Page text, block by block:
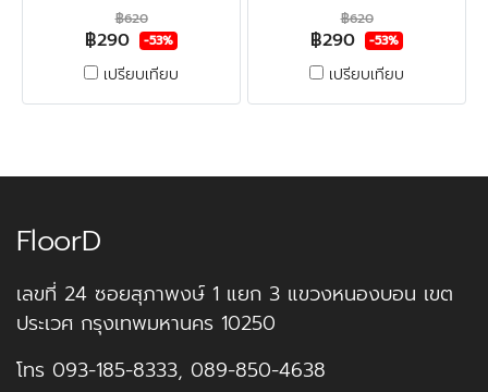
ลายไม้spc4มิล FLOOR-PRO
ทำจากไวนิลผสมหิน แข็งแรงผิว
หน้าเคลือบชั้นกันรอย ทนน้ำกัน
฿620
฿290 -53%
เปรียบเทียบ
ลายไม้spc4มิล FLOOR-PRO
ทำจากไวนิลผสมหิน แข็งแรงผิว
หน้าเคลือบชั้นกันรอย ทนน้ำกัน
฿620
฿290 -53%
เปรียบเทียบ
FloorD
เลขที่ 24 ซอยสุภาพงษ์ 1 แยก 3 แขวงหนองบอน เขต
ประเวศ กรุงเทพมหานคร 10250
โทร 093-185-8333, 089-850-4638